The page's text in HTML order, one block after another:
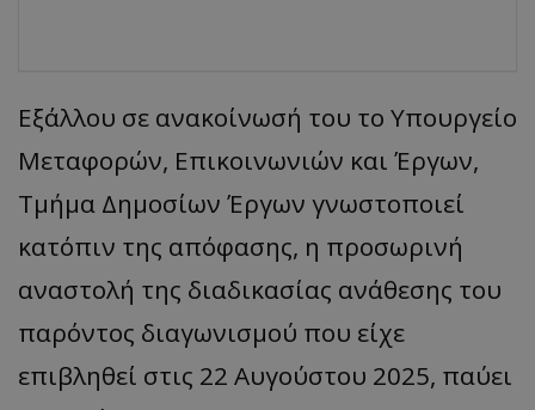
Εξάλλου σε ανακοίνωσή του το Υπουργείο
Μεταφορών, Επικοινωνιών και Έργων,
Τμήμα Δημοσίων Έργων γνωστοποιεί
κατόπιν της απόφασης, η προσωρινή
αναστολή της διαδικασίας ανάθεσης του
παρόντος διαγωνισμού που είχε
επιβληθεί στις 22 Αυγούστου 2025, παύει